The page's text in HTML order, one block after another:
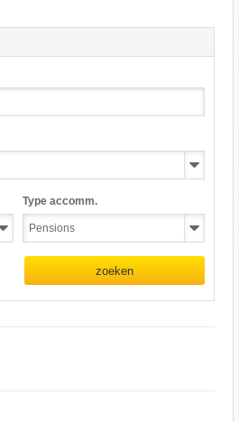
Type accomm.
zoeken